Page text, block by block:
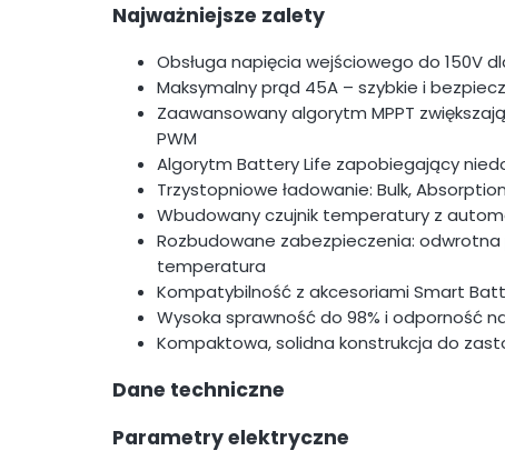
Najważniejsze zalety
Obsługa napięcia wejściowego do 150V
Maksymalny prąd 45A – szybkie i
Zaawansowany algorytm MPPT
PWM
Algorytm Battery Life zapobiegający
Trzystopniowe ładowanie: Bulk,
Wbudowany czujnik temperatury z
Rozbudowane zabezpieczenia:
temperatura
Kompatybilność z akcesoriami Smart
Wysoka sprawność do 98% i odporność
Kompaktowa, solidna konstrukcja do
Dane techniczne
Parametry elektryczne